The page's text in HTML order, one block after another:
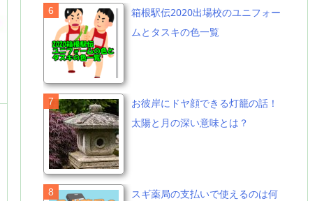
箱根駅伝2020出場校のユニフォー
ムとタスキの色一覧
お彼岸にドヤ顔できる灯籠の話！
太陽と月の深い意味とは？
スギ薬局の支払いで使えるのは何